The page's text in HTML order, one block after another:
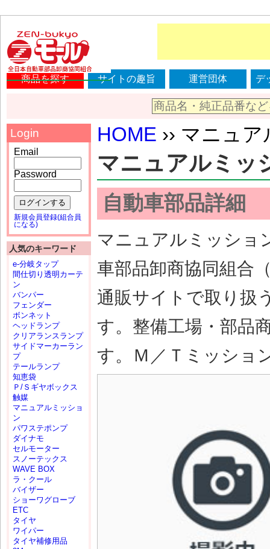
商品を探す サイトの趣旨 運営団体 デ
HOME ›› マニュ
マニュアルミッ
自動車部品詳細
マニュアルミッショ
車部品卸商協同組合
通販サイトで取り扱
す。整備工場・部品
す。Ｍ／Ｔミッショ
Login
Email
Password
ログインする
新規会員登録(組合員
になる)
人気のキーワード
e-分岐タップ
間仕切り透明カーテ
ン
バンパー
フェンダー
ボンネット
ヘッドランプ
クリアランスランプ
サイドマーカーラン
プ
テールランプ
知恵袋
Ｐ/Ｓギヤボックス
触媒
マニュアルミッショ
ン
パワステポンプ
ダイナモ
セルモーター
スノーテックス
WAVE BOX
ラ・クール
バイザー
ショーワグローブ
ETC
タイヤ
ワイパー
タイヤ補修用品